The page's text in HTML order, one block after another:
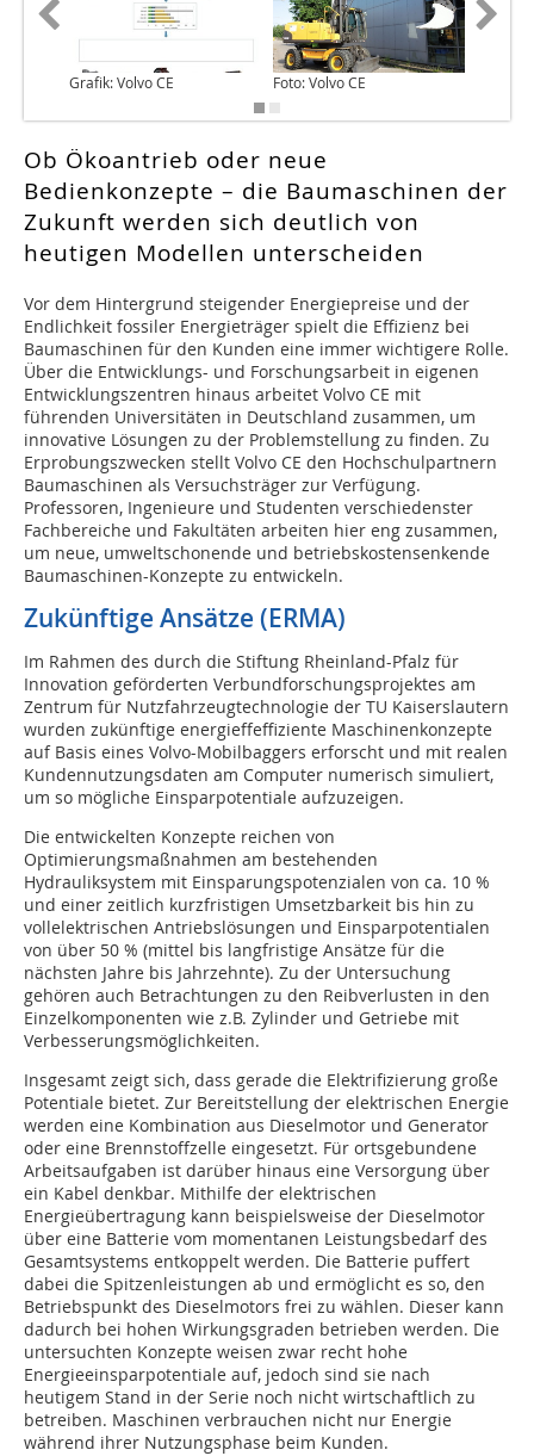
Grafik: Volvo CE Foto: Volvo CE
Ob Ökoantrieb oder neue
Bedienkonzepte – die Baumaschinen der
Zukunft werden sich deutlich von
heutigen Modellen unterscheiden
Vor dem Hintergrund steigender Energiepreise und der
Endlichkeit fossiler Energieträger spielt die Effizienz bei
Baumaschinen für den Kunden eine immer wichtigere Rolle.
Über die Entwicklungs- und Forschungsarbeit in eigenen
Entwicklungszentren hinaus arbeitet Volvo CE mit
führenden Universitäten in Deutschland zusammen, um
innovative Lösungen zu der Problemstellung zu finden. Zu
Erprobungszwecken stellt Volvo CE den Hochschulpartnern
Baumaschinen als Versuchsträger zur Verfügung.
Professoren, Ingenieure und Studenten verschiedenster
Fachbereiche und Fakultäten arbeiten hier eng zusammen,
um neue, umweltschonende und betriebskostensenkende
Baumaschinen-Konzepte zu entwickeln.
Zukünftige Ansätze (ERMA)
Im Rahmen des durch die Stiftung Rheinland-Pfalz für
Innovation geförderten Verbundforschungsprojektes am
Zentrum für Nutzfahrzeugtechnologie der TU Kaiserslautern
wurden zukünftige energieffeffiziente Maschinenkonzepte
auf Basis eines Volvo-Mobilbaggers erforscht und mit realen
Kundennutzungsdaten am Computer numerisch simuliert,
um so mögliche Einsparpotentiale aufzuzeigen.
Die entwickelten Konzepte reichen von
Optimierungsmaßnahmen am bestehenden
Hydrauliksystem mit Einsparungspotenzialen von ca. 10 %
und einer zeitlich kurzfristigen Umsetzbarkeit bis hin zu
vollelektrischen Antriebslösungen und Einsparpotentialen
von über 50 % (mittel bis langfristige Ansätze für die
nächsten Jahre bis Jahrzehnte). Zu der Untersuchung
gehören auch Betrachtungen zu den Reibverlusten in den
Einzelkomponenten wie z.B. Zylinder und Getriebe mit
Verbesserungsmöglichkeiten.
Insgesamt zeigt sich, dass gerade die Elektrifizierung große
Potentiale bietet. Zur Bereitstellung der elektrischen Energie
werden eine Kombination aus Dieselmotor und Generator
oder eine Brennstoffzelle eingesetzt. Für ortsgebundene
Arbeitsaufgaben ist darüber hinaus eine Versorgung über
ein Kabel denkbar. Mithilfe der elektrischen
Energieübertragung kann beispielsweise der Dieselmotor
über eine Batterie vom momentanen Leistungsbedarf des
Gesamtsystems entkoppelt werden. Die Batterie puffert
dabei die Spitzenleistungen ab und ermöglicht es so, den
Betriebspunkt des Dieselmotors frei zu wählen. Dieser kann
dadurch bei hohen Wirkungsgraden betrieben werden. Die
untersuchten Konzepte weisen zwar recht hohe
Energieeinsparpotentiale auf, jedoch sind sie nach
heutigem Stand in der Serie noch nicht wirtschaftlich zu
betreiben. Maschinen verbrauchen nicht nur Energie
während ihrer Nutzungsphase beim Kunden.